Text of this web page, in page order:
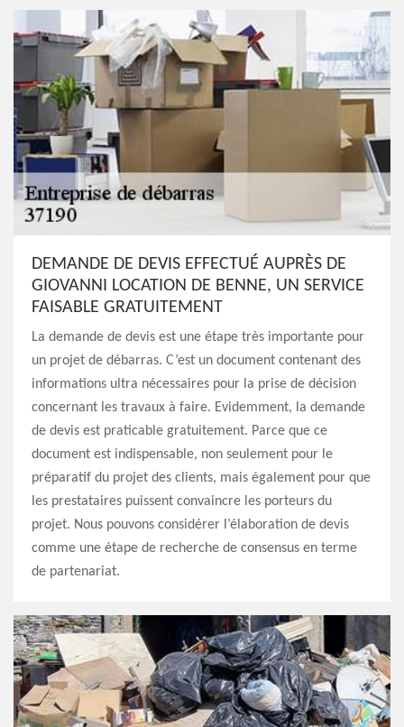
DEMANDE DE DEVIS EFFECTUÉ AUPRÈS DE
GIOVANNI LOCATION DE BENNE, UN SERVICE
FAISABLE GRATUITEMENT
La demande de devis est une étape très importante pour
un projet de débarras. C’est un document contenant des
informations ultra nécessaires pour la prise de décision
concernant les travaux à faire. Evidemment, la demande
de devis est praticable gratuitement. Parce que ce
document est indispensable, non seulement pour le
préparatif du projet des clients, mais également pour que
les prestataires puissent convaincre les porteurs du
projet. Nous pouvons considérer l’élaboration de devis
comme une étape de recherche de consensus en terme
de partenariat.